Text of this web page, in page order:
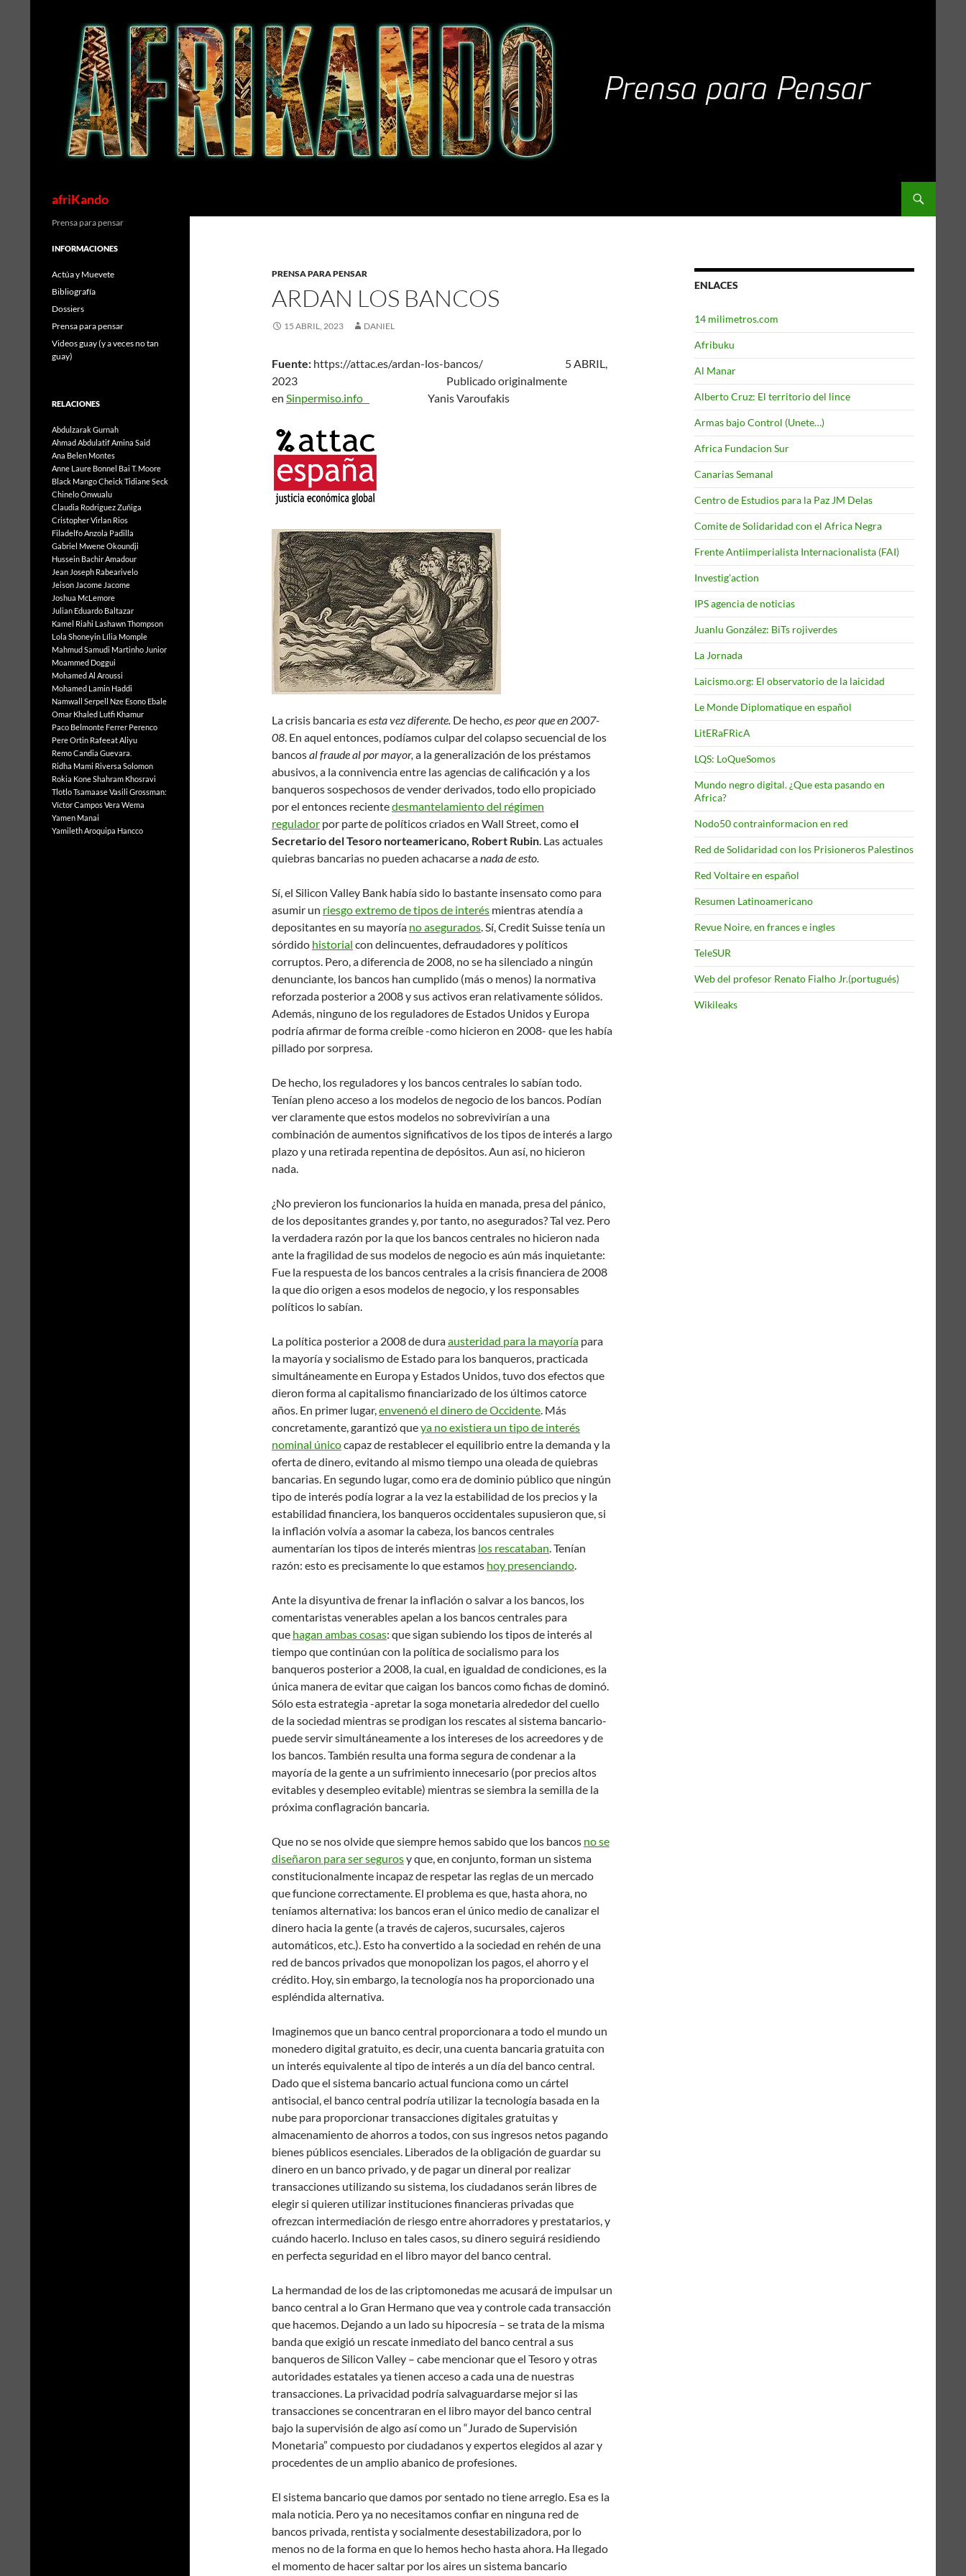
afriKando
PRENSA PARA PENSAR
ARDAN LOS BANCOS
15 ABRIL, 2023 DANIEL
Fuente: https://attac.es/ardan-los-bancos/ 5 ABRIL,
2023 Publicado originalmente
en Sinpermiso.info Yanis Varoufakis
La crisis bancariaes esta vez diferente. De hecho,es peor que en 2007-
08. En aquel entonces, podíamos culpar del colapso secuencial de los
bancosal fraude al por mayor, a la generalización de los préstamos
abusivos, a la connivencia entre las agencias de calificación y a los
banqueros sospechosos de vender derivados, todo ello propiciado
por el entonces recientedesmantelamiento del régimen
regulador por parte de políticos criados en Wall Street, como el
Secretario del Tesoro norteamericano, Robert Rubin. Las actuales
quiebras bancarias no pueden achacarse anada de esto.
Sí, el Silicon Valley Bank había sido lo bastante insensato como para
asumir un riesgo extremo de tipos de interés mientras atendía a
depositantes en su mayoría no asegurados. Sí, Credit Suisse tenía un
sórdido historial con delincuentes, defraudadores y políticos
corruptos. Pero, a diferencia de 2008, no se ha silenciado a ningún
denunciante, los bancos han cumplido (más o menos) la normativa
reforzada posterior a 2008 y sus activos eran relativamente sólidos.
Además, ninguno de los reguladores de Estados Unidos y Europa
podría afirmar de forma creíble -como hicieron en 2008- que les había
pillado por sorpresa.
De hecho, los reguladores y los bancos centrales lo sabían todo.
Tenían pleno acceso a los modelos de negocio de los bancos. Podían
ver claramente que estos modelos no sobrevivirían a una
combinación de aumentos significativos de los tipos de interés a largo
plazo y una retirada repentina de depósitos. Aun así, no hicieron
nada.
¿No previeron los funcionarios la huida en manada, presa del pánico,
de los depositantes grandes y, por tanto, no asegurados? Tal vez. Pero
la verdadera razón por la que los bancos centrales no hicieron nada
ante la fragilidad de sus modelos de negocio es aún más inquietante:
Fue la respuesta de los bancos centrales a la crisis financiera de 2008
la que dio origen a esos modelos de negocio, y los responsables
políticos lo sabían.
La política posterior a 2008 de duraausteridad para la mayoría para
la mayoría y socialismo de Estado para los banqueros, practicada
simultáneamente en Europa y Estados Unidos, tuvo dos efectos que
dieron forma al capitalismo financiarizado de los últimos catorce
años. En primer lugar,envenenó el dinero de Occidente. Más
concretamente, garantizó queya no existiera un tipo de interés
nominal únicocapaz de restablecer el equilibrio entre la demanda y la
oferta de dinero, evitando al mismo tiempo una oleada de quiebras
bancarias. En segundo lugar, como era de dominio público que ningún
tipo de interés podía lograr a la vez la estabilidad de los precios y la
estabilidad financiera, los banqueros occidentales supusieron que, si
la inflación volvía a asomar la cabeza, los bancos centrales
aumentarían los tipos de interés mientras los rescataban. Tenían
razón: esto es precisamente lo que estamos hoy presenciando.
Ante la disyuntiva de frenar la inflación o salvar a los bancos, los
comentaristas venerables apelan a los bancos centrales para
que hagan ambas cosas: que sigan subiendo los tipos de interés al
tiempo que continúan con la política de socialismo para los
banqueros posterior a 2008, la cual, en igualdad de condiciones, es la
única manera de evitar que caigan los bancos como fichas de dominó.
Sólo esta estrategia -apretar la soga monetaria alrededor del cuello
de la sociedad mientras se prodigan los rescates al sistema bancario-
puede servir simultáneamente a los intereses de los acreedores y de
los bancos. También resulta una forma segura de condenar a la
mayoría de la gente a un sufrimiento innecesario (por precios altos
evitables y desempleo evitable) mientras se siembra la semilla de la
próxima conflagración bancaria.
Que no se nos olvide que siempre hemos sabido que los bancos no se
diseñaron para ser segurosy que, en conjunto, forman un sistema
constitucionalmente incapaz de respetar las reglas de un mercado
que funcione correctamente. El problema es que, hasta ahora, no
teníamos alternativa: los bancos eran el único medio de canalizar el
dinero hacia la gente (a través de cajeros, sucursales, cajeros
automáticos, etc.). Esto ha convertido a la sociedad en rehén de una
red de bancos privados que monopolizan los pagos, el ahorro y el
crédito. Hoy, sin embargo, la tecnología nos ha proporcionado una
espléndida alternativa.
Imaginemos que un banco central proporcionara a todo el mundo un
monedero digital gratuito, es decir, una cuenta bancaria gratuita con
un interés equivalente al tipo de interés a un día del banco central.
Dado que el sistema bancario actual funciona como un cártel
antisocial, el banco central podría utilizar la tecnología basada en la
nube para proporcionar transacciones digitales gratuitas y
almacenamiento de ahorros a todos, con sus ingresos netos pagando
bienes públicos esenciales. Liberados de la obligación de guardar su
dinero en un banco privado, y de pagar un dineral por realizar
transacciones utilizando su sistema, los ciudadanos serán libres de
elegir si quieren utilizar instituciones financieras privadas que
ofrezcan intermediación de riesgo entre ahorradores y prestatarios, y
cuándo hacerlo. Incluso en tales casos, su dinero seguirá residiendo
en perfecta seguridad en el libro mayor del banco central.
La hermandad de los de las criptomonedas me acusará de impulsar un
banco central a lo Gran Hermano que vea y controle cada transacción
que hacemos. Dejando a un lado su hipocresía – se trata de la misma
banda que exigió un rescate inmediato del banco central a sus
banqueros de Silicon Valley – cabe mencionar que el Tesoro y otras
autoridades estatales ya tienen acceso a cada una de nuestras
transacciones. La privacidad podría salvaguardarse mejor si las
transacciones se concentraran en el libro mayor del banco central
bajo la supervisión de algo así como un “Jurado de Supervisión
Monetaria” compuesto por ciudadanos y expertos elegidos al azar y
procedentes de un amplio abanico de profesiones.
El sistema bancario que damos por sentado no tiene arreglo. Esa es la
mala noticia. Pero ya no necesitamos confiar en ninguna red de
bancos privada, rentista y socialmente desestabilizadora, por lo
menos no de la forma en que lo hemos hecho hasta ahora. Ha llegado
el momento de hacer saltar por los aires un sistema bancario
ENLACES
14 milimetros.com
Afribuku
Al Manar
Alberto Cruz: El territorio del lince
Armas bajo Control (Unete…)
Africa Fundacion Sur
Canarias Semanal
Centro de Estudios para la Paz JM Delas
Comite de Solidaridad con el Africa Negra
Frente Antiimperialista Internacionalista (FAI)
Investig'action
IPS agencia de noticias
Juanlu González: BiTs rojiverdes
La Jornada
Laicismo.org: El observatorio de la laicidad
Le Monde Diplomatique en español
LitERaFRicA
LQS: LoQueSomos
Mundo negro digital. ¿Que esta pasando en
Africa?
Nodo50 contrainformacion en red
Red de Solidaridad con los Prisioneros Palestinos
Red Voltaire en español
Resumen Latinoamericano
Revue Noire, en frances e ingles
TeleSUR
Web del profesor Renato Fialho Jr.(portugués)
Wikileaks
Prensa para pensar
INFORMACIONES
Actúa y Muevete
Bibliografía
Dossiers
Prensa para pensar
Videos guay (y a veces no tan
guay)
RELACIONES
Abdulzarak Gurnah
Ahmad AbdulatifAmina Said
Ana Belen Montes
Anne Laure Bonnel Bai T. Moore
Black MangoCheick Tidiane Seck
Chinelo Onwualu
Claudia Rodriguez Zuñiga
Cristopher Virlan Rios
Filadelfo Anzola Padilla
Gabriel Mwene Okoundji
Hussein Bachir Amadour
Jean Joseph Rabearivelo
Jeison Jacome Jacome
Joshua McLemore
Julian Eduardo Baltazar
Kamel Riahi Lashawn Thompson
Lola Shoneyin Lília Momple
Mahmud Samudi Martinho Junior
Moammed Doggui
Mohamed Al Aroussi
Mohamed Lamin Haddi
Namwall Serpell Nze Esono Ebale
Omar Khaled Lutfi Khamur
Paco Belmonte Ferrer Perenco
Pere Ortin Rafeeat Aliyu
Remo Candia Guevara.
Ridha Mami Riversa Solomon
Rokia KoneShahram Khosravi
Tlotlo TsamaaseVasili Grossman:
Víctor Campos Vera Wema
Yamen Manai
Yamileth Aroquipa Hancco